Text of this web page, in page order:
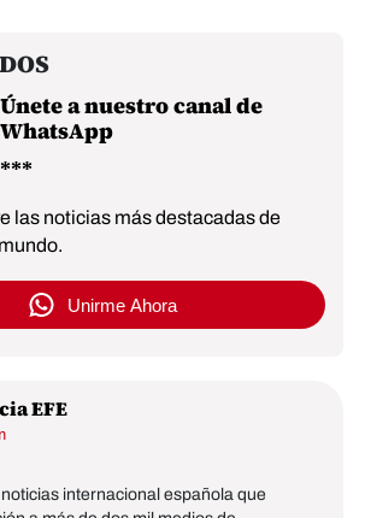
Únete a nuestro canal de
WhatsApp
las noticias más destacadas de
Unirme Ahora
EFE
internacional española que